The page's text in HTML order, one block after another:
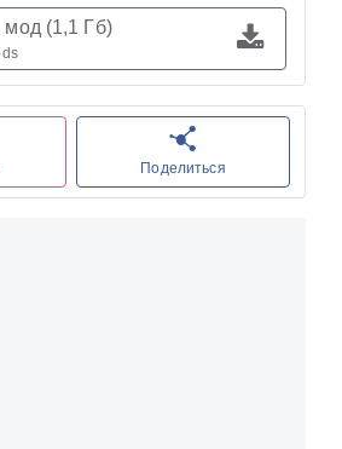
Поделиться
мод (1,1 Гб)